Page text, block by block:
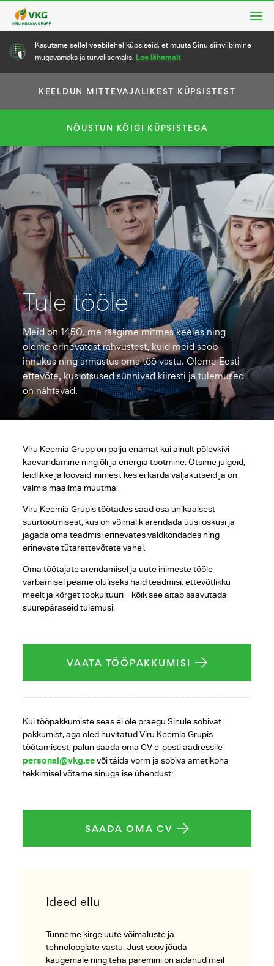
Kasutame sellel veebilehel küpsiseid, et muuta Sinu siinviibimine
mugavamaks ja turvalisemaks. Loe lähemalt
KEELDUN MITTEVAJALIKEST KÜPSISTEST
NÕUSTUN KÕIGI KÜPSISTEGA
Tule tööle
Meid on 1450, me räägime mitmes keeles ning
oleme erinevatest rahvustest, kuid meid seob
innukus ning armastus oma töö vastu. Oleme Eesti
ettevõte, kus otsused sünnivad kiiresti ja tulemused
on nähtavad.
Viru Keemia Grupp on palju enamat kui ainult põlevkivi
kaevandamine ning õli ja energia tootmine. Otsime julgeid,
leidlikke ja loovaid inimesi, kes ei karda väljakutseid ja on
valmis maailma muutma.
Viru Keemia Grupis töötades saad osa unikaalsest
suurtootmisest, kus on võimalik arendada uusi oskusi ja
jagada oma teadmisi erinevates valdkondades ning
erinevate tütarettevõtete vahel.
Oma töötajate arendamisel ja uute inimeste tööle
värbamisel peame oluliseks häid teadmisi, ettevõtlikku
meelt ja kõrget töökultuuri – kõik see aitab saavutada
suurepäraseid tulemusi.
VAATA TÖÖPAKKUMISI
Kui tööpakkumiste seas ei ole praegu Sinule sobivat
pakkumist, aga oled huvitatud Viru Keemia Grupis
töötamisest, palun saada oma CV e-posti aadressile
personal@vkg.eevõi täida vorm ja sobiva ametikoha
tekkimisel võtame sinuga ise ühendust:
SAADA OMA CV
Ideed ellu
Tunneme kirge uute võimaluste ja
tehnoloogiate vastu. Just soov jõuda
kaugemale ning teha paremini on aidanud meil